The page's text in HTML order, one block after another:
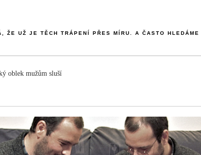
ŽE UŽ JE TĚCH TRÁPENÍ PŘES MÍRU. A ČASTO
oblek mužům sluší